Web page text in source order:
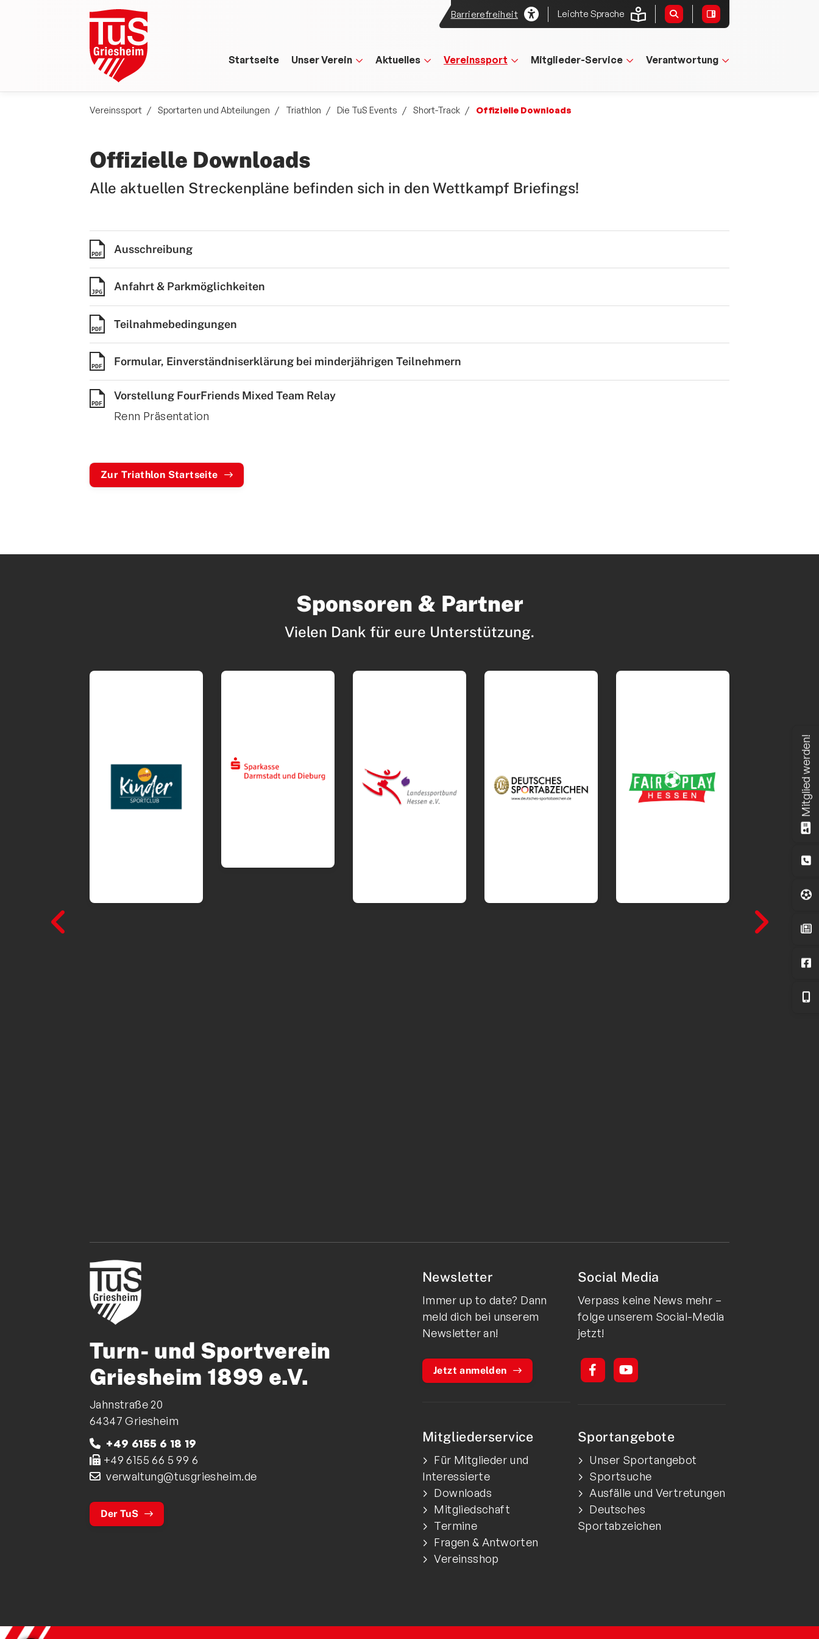
Barrierefreiheit Leichte Sprache
Startseite Unser Verein Aktuelles Vereinssport Mitglieder-Service Verantwortung
Vereinssport Sportarten und Abteilungen Triathlon Die TuS Events Short-Track Offizielle Downloads
Offizielle Downloads
Alle aktuellen Streckenpläne befinden sich in den Wettkampf Briefings!
PDF Ausschreibung
JPG Anfahrt & Parkmöglichkeiten
PDF Teilnahmebedingungen
PDF Formular, Einverständniserklärung bei minderjährigen Teilnehmern
PDF
Vorstellung FourFriends Mixed Team Relay
Renn Präsentation
Zur Triathlon Startseite
Sponsoren & Partner
Vielen Dank für eure Unterstützung.
Turn- und Sportverein
Griesheim 1899 e.V.
Jahnstraße 20
64347 Griesheim
+49 6155 6 18 19
+49 6155 66 5 99 6
verwaltung@tusgriesheim.de
Der TuS
Newsletter
Immer up to date? Dann
meld dich bei unserem
Newsletter an!
Jetzt anmelden
Social Media
Verpass keine News mehr –
folge unserem Social-Media
jetzt!
Mitgliederservice
Für Mitglieder und
Interessierte
Downloads
Mitgliedschaft
Termine
Fragen & Antworten
Vereinsshop
Sportangebote
Unser Sportangebot
Sportsuche
Ausfälle und Vertretungen
Deutsches
Sportabzeichen
Mitglied werden!
Quicklinks
Sportangebote finden
Deutsches Sportabzeichen